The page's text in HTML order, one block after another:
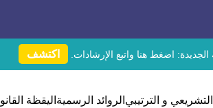
اضغط هنا واتبع الإرشادات. اكتشف
و الترتيبيالروائد الرسميةاليقظة